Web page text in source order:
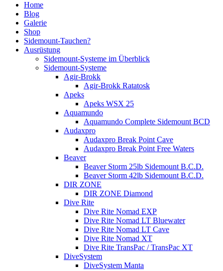
Home
Blog
Galerie
Shop
Sidemount-Tauchen?
Ausrüstung
Sidemount-Systeme im Überblick
Sidemount-Systeme
Agir-Brokk
Agir-Brokk Ratatosk
Apeks
Apeks WSX 25
Aquamundo
Aquamundo Complete Sidemount BCD
Audaxpro
Audaxpro Break Point Cave
Audaxpro Break Point Free Waters
Beaver
Beaver Storm 25lb Sidemount B.C.D.
Beaver Storm 42lb Sidemount B.C.D.
DIR ZONE
DIR ZONE Diamond
Dive Rite
Dive Rite Nomad EXP
Dive Rite Nomad LT Bluewater
Dive Rite Nomad LT Cave
Dive Rite Nomad XT
Dive Rite TransPac / TransPac XT
DiveSystem
DiveSystem Manta